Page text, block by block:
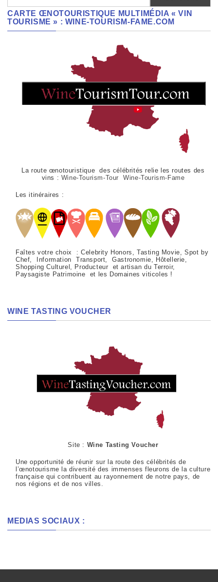
CARTE ŒNOTOURISTIQUE MULTIMÉDIA « VIN
TOURISME » : WINE-TOURISM-FAME.COM
La route œnotouristique des célébrités relie les routes des
vins : Wine-Tourism-Tour Wine-Tourism-Fame
Les itinéraires :
Faîtes votre choix : Celebrity Honors, Tasting Movie, Spot by
Chef, Information Transport, Gastronomie, Hôtellerie,
Shopping Culturel, Producteur et artisan du Terroir,
Paysagiste Patrimoine et les Domaines viticoles !
WINE TASTING VOUCHER
Site : Wine Tasting Voucher
Une opportunité de réunir sur la route des célébrités de
l’œnotourisme la diversité des immenses fleurons de la culture
française qui contribuent au rayonnement de notre pays, de
nos régions et de nos villes.
MEDIAS SOCIAUX :